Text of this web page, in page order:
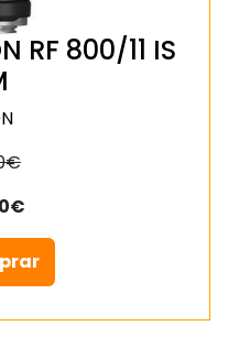
RF 800/11 IS